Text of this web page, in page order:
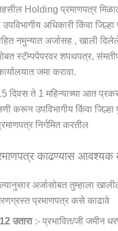
Holding प्रमाणपत्र
अधिकारी किंवा
नमुन्यात अर्जासह , खाली
स्टॅम्पपेपरवर शपथपत्र,
जमा करावा.
दिवस ते 1 महिन्याच्या आत
करून उपविभागीय किंवा जिल्हा
निर्गमित करतील
काढण्यास आवश्यक
अर्जासोबत तुम्हाला
प्रमाणपत्र कसे काढावे
उतारा :- प्रभावित/जी जमीन